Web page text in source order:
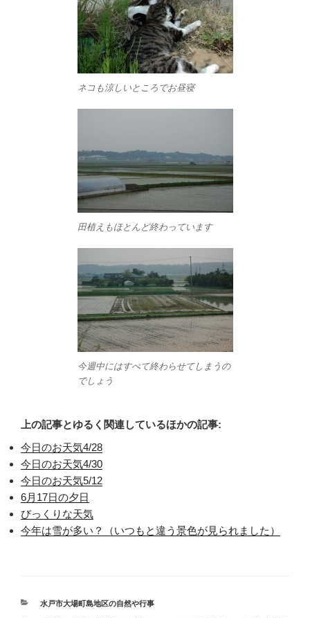
ネコも涼しいところでお昼寝
田植えもほとんど終わっています
今週中にはすべて終わらせてしまうの
でしょう
上の記事とゆるく関連しているほかの記事:
今日のお天気4/28
今日のお天気4/30
今日のお天気5/12
6月17日の夕日
びっくりな天気
今年は雪が多い？（いつもと違う景色が見られました）
カ
水戸市大場町島地区の自然や行事